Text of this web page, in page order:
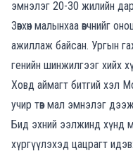
эмнэлэг 20-30 жилийн
Зөвхөн малынхаа өвчнийг
ажиллаж байсан. Ургын
генийн шинжилгээг хийх
Ховд аймагт битгий хэл
учир төв мал эмнэлэг
Бид эхний ээлжинд хүнд
хүргүүлэхэд цацрагт